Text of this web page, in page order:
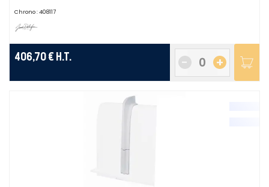
Chrono : 408117
406,70 € H.T. +
-